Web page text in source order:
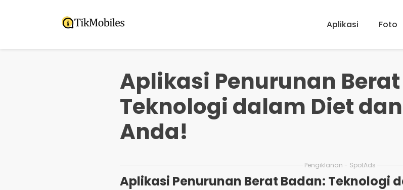
Aplikasi Foto
Aplikasi Penurunan
Teknologi dalam Diet
Anda!
Pengiklanan - SpotAds
Aplikasi Penurunan Berat Badan: Teknologi